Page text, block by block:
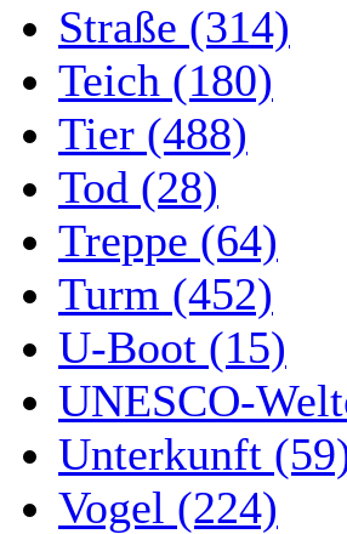
Straße (314)
Teich (180)
Tier (488)
Tod (28)
Treppe (64)
Turm (452)
U-Boot (15)
UNESCO-
Unterkunft
Vogel (224)